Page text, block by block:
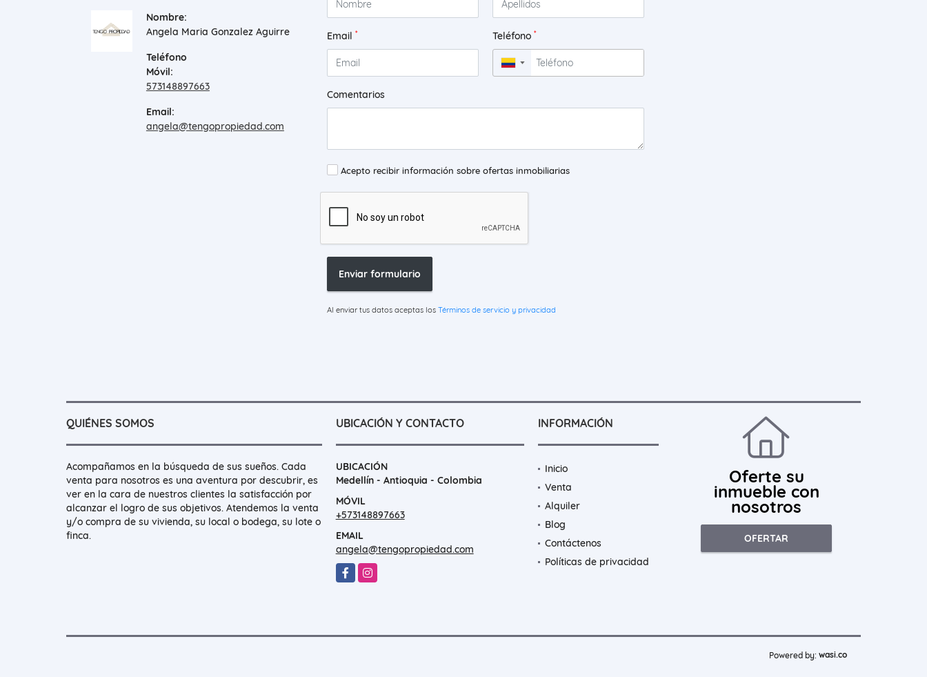
Nombre:
Angela Maria Gonzalez Aguirre
Teléfono
Móvil:
573148897663
Email:
angela@tengopropiedad.com
Email * Teléfono *
▼
Comentarios
Acepto recibir información sobre ofertas inmobiliarias
Enviar formulario
Al enviar tus datos aceptas los Términos de servicio y privacidad
QUIÉNES SOMOS
Acompañamos en la búsqueda de sus sueños. Cada
venta para nosotros es una aventura por descubrir, es
ver en la cara de nuestros clientes la satisfacción por
alcanzar el logro de sus objetivos. Atendemos la venta
y/o compra de su vivienda, su local o bodega, su lote o
finca.
UBICACIÓN Y CONTACTO
UBICACIÓN
Medellín - Antioquia - Colombia
MÓVIL
+573148897663
EMAIL
angela@tengopropiedad.com
FacebookInstagram
INFORMACIÓN
Inicio
Venta
Alquiler
Blog
Contáctenos
Políticas de privacidad
Oferte su
inmueble con
nosotros
OFERTAR
Powered by: wasi.co